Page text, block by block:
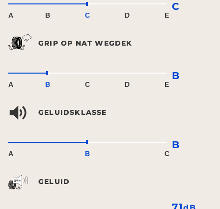
A B C D E
C
GRIP OP NAT WEGDEK
A B C D E
B
GELUIDSKLASSE
A B C
B
GELUID